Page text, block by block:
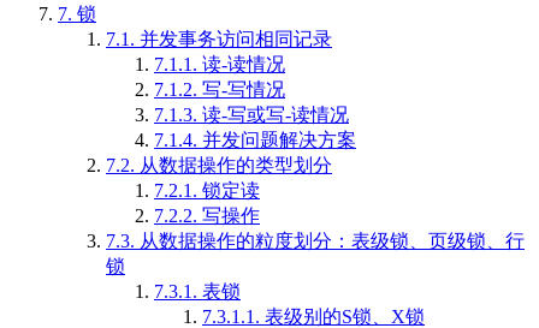
7. 锁
7.1. 并发事务访问相同记录
7.1.1. 读-读情况
7.1.2. 写-写情况
7.1.3. 读-写或写-读情况
7.1.4. 并发问题解决方案
7.2. 从数据操作的类型划分
7.2.1. 锁定读
7.2.2. 写操作
7.3. 从数据操作的粒度划分：表级锁、页级锁、行
锁
7.3.1. 表锁
7.3.1.1. 表级别的S锁、X锁